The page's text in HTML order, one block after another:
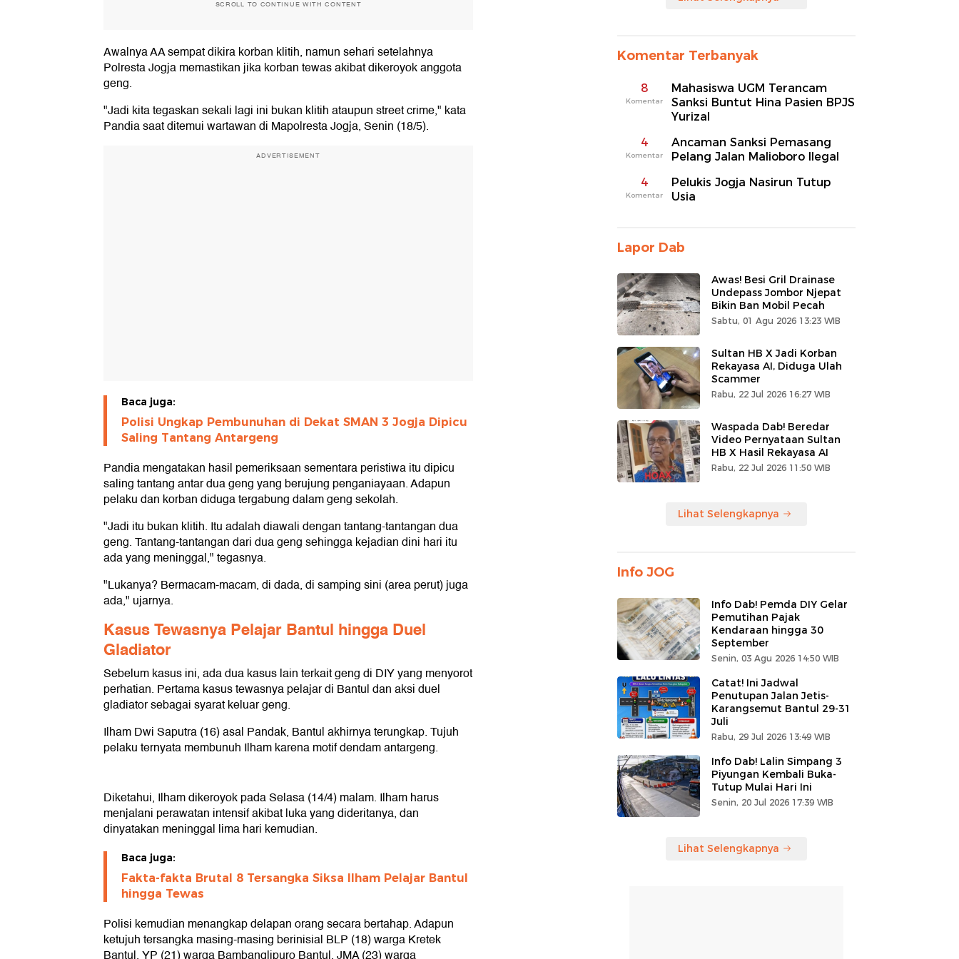
SCROLL TO CONTINUE WITH CONTENT
Awalnya AA sempat dikira korban klitih, namun sehari setelahnya
Polresta Jogja memastikan jika korban tewas akibat dikeroyok anggota
geng.
"Jadi kita tegaskan sekali lagi ini bukan klitih ataupun street crime," kata
Pandia saat ditemui wartawan di Mapolresta Jogja, Senin (18/5).
ADVERTISEMENT
Baca juga:
Polisi Ungkap Pembunuhan di Dekat SMAN 3 Jogja Dipicu
Saling Tantang Antargeng
Pandia mengatakan hasil pemeriksaan sementara peristiwa itu dipicu
saling tantang antar dua geng yang berujung penganiayaan. Adapun
pelaku dan korban diduga tergabung dalam geng sekolah.
"Jadi itu bukan klitih. Itu adalah diawali dengan tantang-tantangan dua
geng. Tantang-tantangan dari dua geng sehingga kejadian dini hari itu
ada yang meninggal," tegasnya.
"Lukanya? Bermacam-macam, di dada, di samping sini (area perut) juga
ada," ujarnya.
Kasus Tewasnya Pelajar Bantul hingga Duel
Gladiator
Sebelum kasus ini, ada dua kasus lain terkait geng di DIY yang menyorot
perhatian. Pertama kasus tewasnya pelajar di Bantul dan aksi duel
gladiator sebagai syarat keluar geng.
Ilham Dwi Saputra (16) asal Pandak, Bantul akhirnya terungkap. Tujuh
pelaku ternyata membunuh Ilham karena motif dendam antargeng.
Diketahui, Ilham dikeroyok pada Selasa (14/4) malam. Ilham harus
menjalani perawatan intensif akibat luka yang dideritanya, dan
dinyatakan meninggal lima hari kemudian.
Baca juga:
Fakta-fakta Brutal 8 Tersangka Siksa Ilham Pelajar Bantul
hingga Tewas
Polisi kemudian menangkap delapan orang secara bertahap. Adapun
ketujuh tersangka masing-masing berinisial BLP (18) warga Kretek
Komentar Terbanyak
8
Komentar
Mahasiswa UGM Terancam
Sanksi Buntut Hina Pasien BPJS
Yurizal
4
Komentar
Ancaman Sanksi Pemasang
Pelang Jalan Malioboro Ilegal
4
Komentar
Pelukis Jogja Nasirun Tutup
Usia
Lapor Dab
Awas! Besi Gril Drainase
Undepass Jombor Njepat
Bikin Ban Mobil Pecah
Sabtu, 01 Agu 2026 13:23 WIB
Sultan HB X Jadi Korban
Rekayasa AI, Diduga Ulah
Scammer
Rabu, 22 Jul 2026 16:27 WIB
Waspada Dab! Beredar
Video Pernyataan Sultan
HB X Hasil Rekayasa AI
Rabu, 22 Jul 2026 11:50 WIB
Lihat Selengkapnya
Info JOG
Info Dab! Pemda DIY Gelar
Pemutihan Pajak
Kendaraan hingga 30
September
Senin, 03 Agu 2026 14:50 WIB
Catat! Ini Jadwal
Penutupan Jalan Jetis-
Karangsemut Bantul 29-31
Juli
Rabu, 29 Jul 2026 13:49 WIB
Info Dab! Lalin Simpang 3
Piyungan Kembali Buka-
Tutup Mulai Hari Ini
Senin, 20 Jul 2026 17:39 WIB
Lihat Selengkapnya